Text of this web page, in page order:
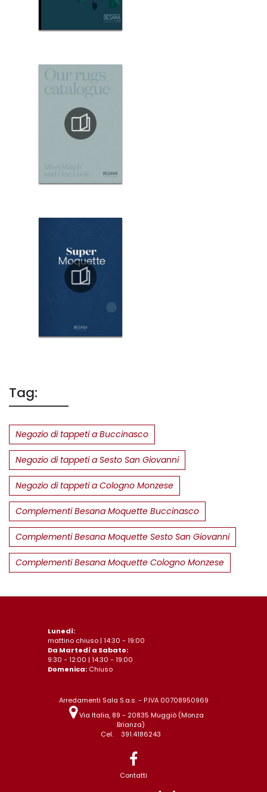
Tag:
Negozio di tappeti a Buccinasco
Negozio di tappeti a Sesto San Giovanni
Negozio di tappeti a Cologno Monzese
Complementi Besana Moquette Buccinasco
Complementi Besana Moquette Sesto San Giovanni
Complementi Besana Moquette Cologno Monzese
Lunedì:
mattino chiuso | 14:30 - 19:00
Da Martedì a Sabato:
9:30 - 12:00 | 14:30 - 19:00
Domenica: Chiuso
Arredamenti Sala S.a.s. - P.IVA 00708950969
Via Italia, 89 - 20835 Muggiò (Monza
Brianza)
Cel.
391.4186243
Contatti